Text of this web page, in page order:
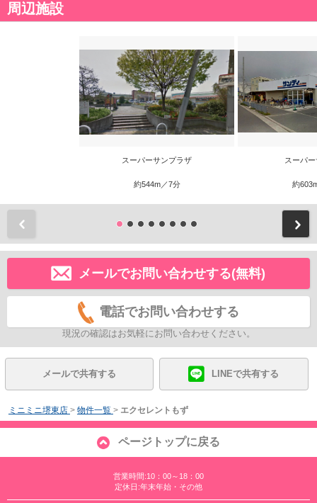
周辺施設
スーパーサンプラザ
約544m／7分
スーパ
約
メールでお問い合わせする(無料)
電話でお問い合わせする
現況の確認はお気軽にお問い合わせください。
メールで共有する LINEで共有する
ミニミニ堺東店 > 物件一覧 > エクセレントもず
ページトップに戻る
営業時間:10：00～18：00
定休日:年末年始・その他